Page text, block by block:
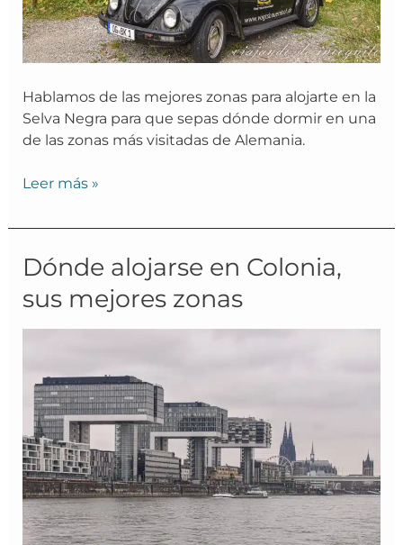
Hablamos de las mejores zonas para alojarte en la
Selva Negra para que sepas dónde dormir en una
de las zonas más visitadas de Alemania.
Leer más »
Dónde alojarse en Colonia,
sus mejores zonas
Dónde
en
Colonia,
zonas